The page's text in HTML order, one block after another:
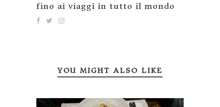
fino ai viaggi in tutto il mondo
YOU MIGHT ALSO LIKE